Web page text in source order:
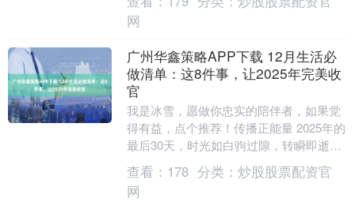
务....
网
广州华鑫策略APP下载 12月生活必
做清单：这8件事，让2025年完美收
官
我是冰雪，愿做你忠实的陪伴者，如果觉
得有益，点个推荐！传播正能量 2025年的
最后30天，时光如白驹过隙，转瞬即逝。
站在岁末的门槛上，我们即将与这一年挥
手告别。....
查看： 178 分类： 炒股股票配资官
网